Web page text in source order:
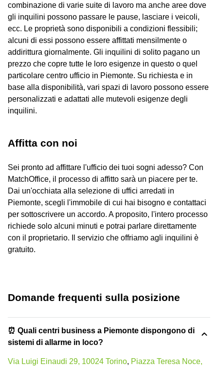
combinazione di varie suite di lavoro ma anche aree dove
gli inquilini possono passare le pause, lasciare i veicoli,
ecc. Le proprietà sono disponibili a condizioni flessibili;
alcuni di essi possono essere affittati mensilmente o
addirittura giornalmente. Gli inquilini di solito pagano un
prezzo che copre tutte le loro esigenze in questo o quel
particolare centro ufficio in Piemonte. Su richiesta e in
base alla disponibilità, vari spazi di lavoro possono essere
personalizzati e adattati alle mutevoli esigenze degli
inquilini.
Affitta con noi
Sei pronto ad affittare l'ufficio dei tuoi sogni adesso? Con
MatchOffice, il processo di affitto sarà un piacere per te.
Dai un'occhiata alla selezione di uffici arredati in
Piemonte, scegli l'immobile di cui hai bisogno e contattaci
per sottoscrivere un accordo. A proposito, l'intero processo
richiede solo alcuni minuti e potrai parlare direttamente
con il proprietario. Il servizio che offriamo agli inquilini è
gratuito.
Domande frequenti sulla posizione
⏰ Quali centri business a Piemonte dispongono di
sistemi di allarme in loco?
Via Luigi Einaudi 29, 10024 Torino, Piazza Teresa Noce,